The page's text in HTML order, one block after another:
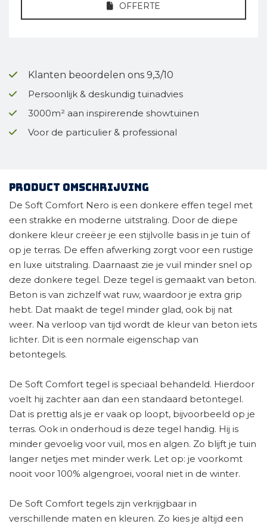
OFFERTE
Klanten beoordelen ons 9,3/10
Persoonlijk & deskundig tuinadvies
3000m² aan inspirerende showtuinen
Voor de particulier & professional
Product omschrijving
De Soft Comfort Nero is een donkere effen tegel met
een strakke en moderne uitstraling. Door de diepe
donkere kleur creëer je een stijlvolle basis in je tuin of
op je terras. De effen afwerking zorgt voor een rustige
en luxe uitstraling. Daarnaast zie je vuil minder snel op
deze donkere tegel. Deze tegel is gemaakt van beton.
Beton is van zichzelf wat ruw, waardoor je extra grip
hebt. Dat maakt de tegel minder glad, ook bij nat
weer. Na verloop van tijd wordt de kleur van beton iets
lichter. Dit is een normale eigenschap van
betontegels.
De Soft Comfort tegel is speciaal behandeld. Hierdoor
voelt hij zachter aan dan een standaard betontegel.
Dat is prettig als je er vaak op loopt, bijvoorbeeld op je
terras. Ook in onderhoud is deze tegel handig. Hij is
minder gevoelig voor vuil, mos en algen. Zo blijft je tuin
langer netjes met minder werk. Let op: je voorkomt
nooit voor 100% algengroei, vooral niet in de winter.
De Soft Comfort tegels zijn verkrijgbaar in
verschillende maten en kleuren. Zo kies je altijd een